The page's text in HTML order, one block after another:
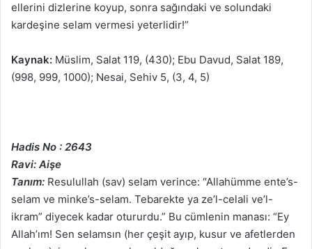
ellerini dizlerine koyup, sonra sağındaki ve solundaki
kardeşine selam vermesi yeterlidir!”
Kaynak: Müslim, Salat 119, (430); Ebu Davud, Salat 189,
(998, 999, 1000); Nesai, Sehiv 5, (3, 4, 5)
Hadis No : 2643
Ravi: Aişe
Tanım: Resulullah (sav) selam verince: “Allahümme ente’s-
selam ve minke’s-selam. Tebarekte ya ze’l-celali ve’l-
ikram” diyecek kadar otururdu.” Bu cümlenin manası: “Ey
Allah’ım! Sen selamsın (her çeşit ayıp, kusur ve afetlerden